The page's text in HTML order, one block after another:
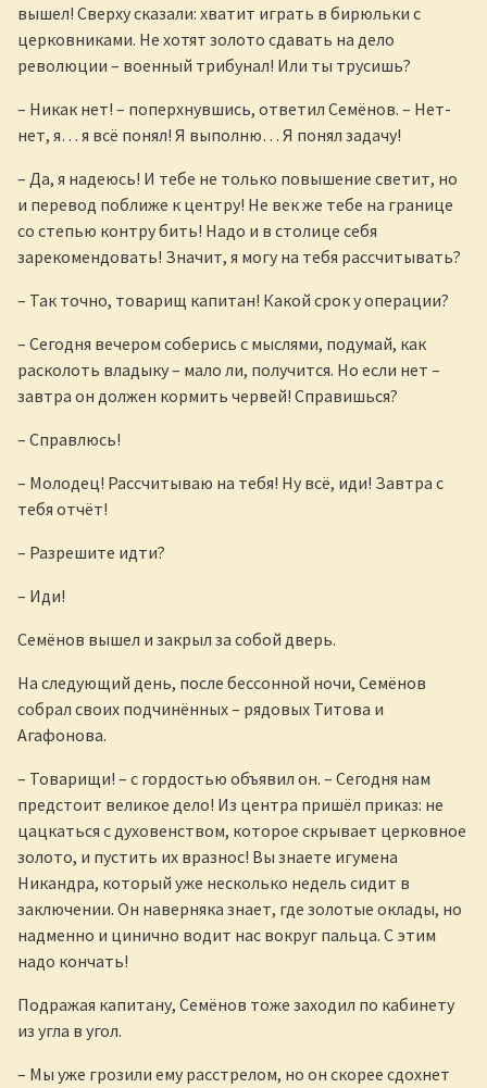
вышел! Сверху сказали: хватит играть в бирюльки с
церковниками. Не хотят золото сдавать на дело
революции – военный трибунал! Или ты трусишь?
– Никак нет! – поперхнувшись, ответил Семёнов. – Нет-
нет, я… я всё понял! Я выполню… Я понял задачу!
– Да, я надеюсь! И тебе не только повышение светит, но
и перевод поближе к центру! Не век же тебе на границе
со степью контру бить! Надо и в столице себя
зарекомендовать! Значит, я могу на тебя рассчитывать?
– Так точно, товарищ капитан! Какой срок у операции?
– Сегодня вечером соберись с мыслями, подумай, как
расколоть владыку – мало ли, получится. Но если нет –
завтра он должен кормить червей! Справишься?
– Справлюсь!
– Молодец! Рассчитываю на тебя! Ну всё, иди! Завтра с
тебя отчёт!
– Разрешите идти?
– Иди!
Семёнов вышел и закрыл за собой дверь.
На следующий день, после бессонной ночи, Семёнов
собрал своих подчинённых – рядовых Титова и
Агафонова.
– Товарищи! – с гордостью объявил он. – Сегодня нам
предстоит великое дело! Из центра пришёл приказ: не
цацкаться с духовенством, которое скрывает церковное
золото, и пустить их вразнос! Вы знаете игумена
Никандра, который уже несколько недель сидит в
заключении. Он наверняка знает, где золотые оклады, но
надменно и цинично водит нас вокруг пальца. С этим
надо кончать!
Подражая капитану, Семёнов тоже заходил по кабинету
из угла в угол.
– Мы уже грозили ему расстрелом, но он скорее сдохнет